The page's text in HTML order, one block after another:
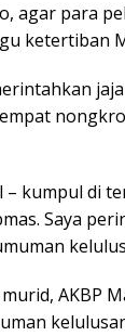
agar para
ketertiban
– kumpul di
Saya
AKBP